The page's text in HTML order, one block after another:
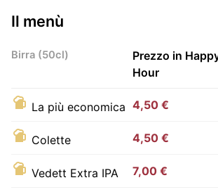
Il menù
Birra (50cl)
Prezzo in
Hour
La più economica 4,50 €
Colette 4,50 €
Vedett Extra IPA 7,00 €